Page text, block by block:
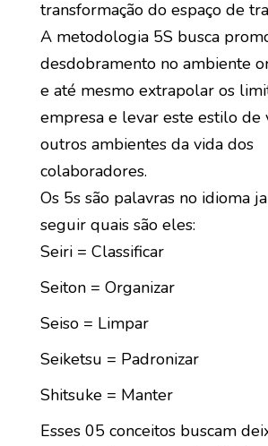
transformação do espaço de
A metodologia 5S busca
desdobramento no ambiente
e até mesmo extrapolar os
empresa e levar este estilo de
outros ambientes da vida dos
colaboradores.
Os 5s são palavras no idioma
seguir quais são eles:
Seiri = Classificar
Seiton = Organizar
Seiso = Limpar
Seiketsu = Padronizar
Shitsuke = Manter
Esses 05 conceitos buscam